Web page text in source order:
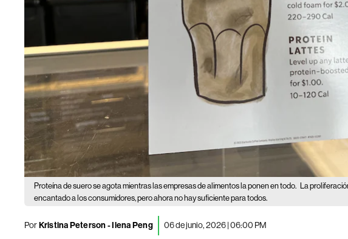
Proteína de suero se agota mientras las empresas de alimentos la ponen en todo.
La
encantado a los consumidores, pero ahora no hay suficiente para todos.
PorKristina Peterson - Ilena Peng 06 de junio, 2026 | 06:00 PM